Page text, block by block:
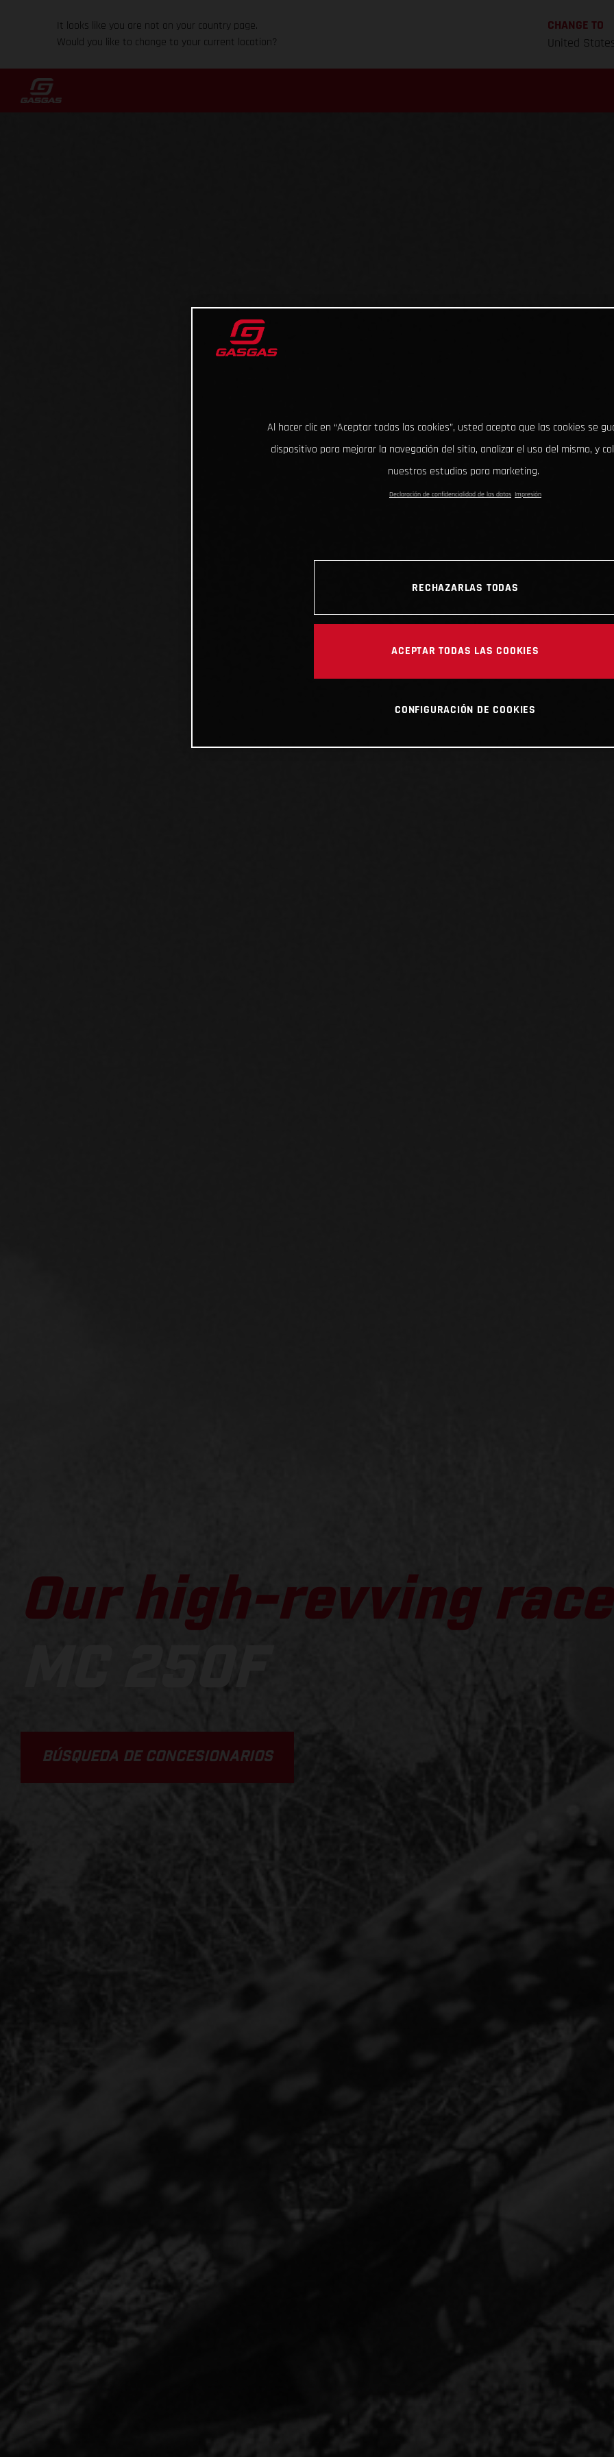
It looks like you are not on your country page.
Would you like to change to your current location?
CHANGE TO
United
Our high-revving
BÚSQUEDA DE CONCESIONARIOS
Al hacer clic en “Aceptar todas las cookies”, usted acepta que las cookies se
dispositivo para mejorar la navegación del sitio, analizar el uso del mismo, y
nuestros estudios para marketing.
Declaración de confidencialidad de los datos Impresión
RECHAZARLAS TODAS
ACEPTAR TODAS LAS COOKIES
CONFIGURACIÓN DE COOKIES